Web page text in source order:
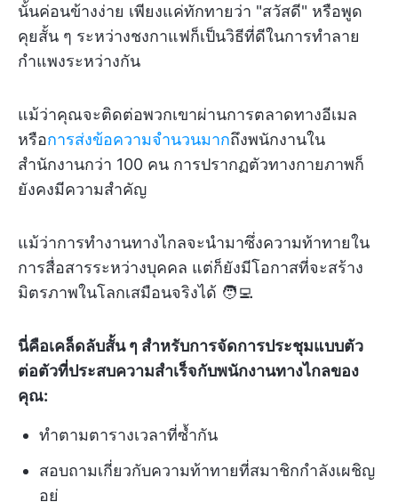
นั้นค่อนข้างง่าย เพียงแค่ทักทายว่า "สวัสดี" หรือพูด
คุยสั้น ๆ ระหว่างชงกาแฟก็เป็นวิธีที่ดีในการทำลาย
กำแพงระหว่างกัน
แม้ว่าคุณจะติดต่อพวกเขาผ่านการตลาดทางอีเมล
หรือการส่งข้อความจำนวนมากถึงพนักงานใน
สำนักงานกว่า 100 คน การปรากฏตัวทางกายภาพก็
ยังคงมีความสำคัญ
แม้ว่าการทำงานทางไกลจะนำมาซึ่งความท้าทายใน
การสื่อสารระหว่างบุคคล แต่ก็ยังมีโอกาสที่จะสร้าง
มิตรภาพในโลกเสมือนจริงได้ 🧑‍💻
นี่คือเคล็ดลับสั้น ๆ สำหรับการจัดการประชุมแบบตัว
ต่อตัวที่ประสบความสำเร็จกับพนักงานทางไกลของ
คุณ:
ทำตามตารางเวลาที่ซ้ำกัน
สอบถามเกี่ยวกับความท้าทายที่สมาชิกกำลังเผชิญ
อยู่